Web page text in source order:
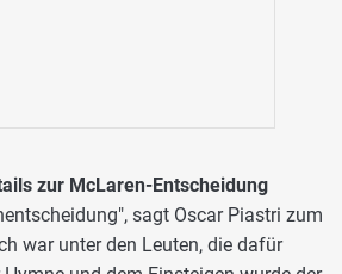
zur McLaren-Entscheidung
sagt Oscar Piastri zum
war unter den Leuten, die dafür